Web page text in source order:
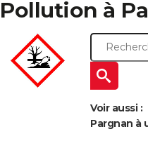
Pollution à
Voir aussi :
Pargnan à